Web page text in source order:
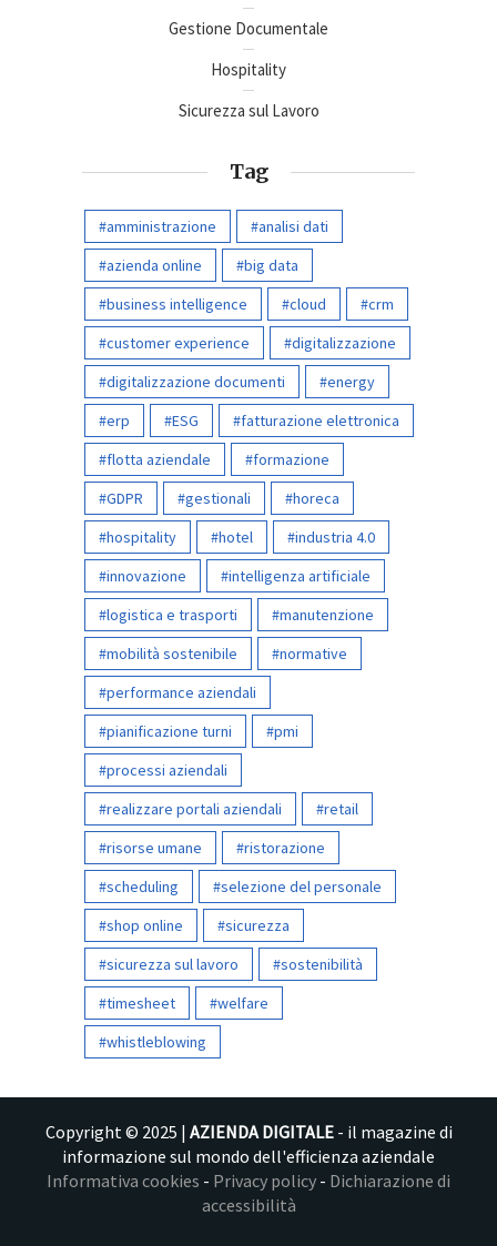
Gestione Documentale
Hospitality
Sicurezza sul Lavoro
Tag
amministrazione
analisi dati
azienda online
big data
business intelligence
cloud
crm
customer experience
digitalizzazione
digitalizzazione documenti
energy
erp
ESG
fatturazione elettronica
flotta aziendale
formazione
GDPR
gestionali
horeca
hospitality
hotel
industria 4.0
innovazione
intelligenza artificiale
logistica e trasporti
manutenzione
mobilità sostenibile
normative
performance aziendali
pianificazione turni
pmi
processi aziendali
realizzare portali aziendali
retail
risorse umane
ristorazione
scheduling
selezione del personale
shop online
sicurezza
sicurezza sul lavoro
sostenibilità
timesheet
welfare
whistleblowing
Copyright © 2025 | AZIENDA DIGITALE- il magazine di
informazione sul mondo dell'efficienza aziendale
Informativa cookies - Privacy policy - Dichiarazione di
accessibilità